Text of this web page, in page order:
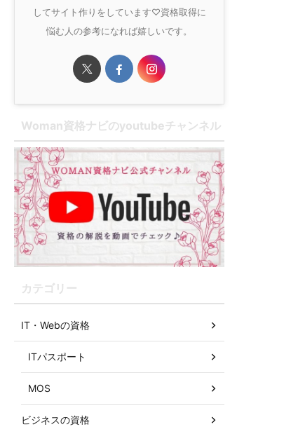
してサイト作りをしています♡資格取得に
悩む人の参考になれば嬉しいです。
Woman資格ナビのyoutubeチャンネル
カテゴリー
IT・Webの資格
ITパスポート
MOS
ビジネスの資格